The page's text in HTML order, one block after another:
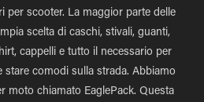
per scooter. La maggior parte delle
scelta di caschi, stivali, guanti,
cappelli e tutto il necessario per
stare comodi sulla strada. Abbiamo
moto chiamato EaglePack. Questa